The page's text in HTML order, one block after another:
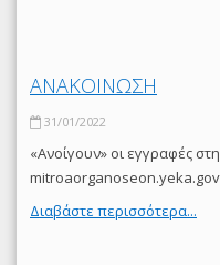
ΑΝΑΚΟΙΝΩΣΗ
31/01/2022
«Ανοίγουν» οι εγγραφές
Διαβάστε περισσότερα...